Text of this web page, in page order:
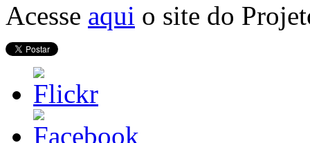
Acesse aqui o site do